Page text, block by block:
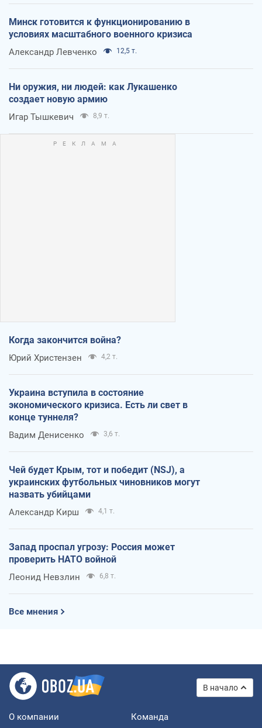
Минск готовится к функционированию в
условиях масштабного военного кризиса
Александр Левченко 12,5 т.
Ни оружия, ни людей: как Лукашенко
создает новую армию
Игар Тышкевич 8,9 т.
Когда закончится война?
Юрий Христензен 4,2 т.
Украина вступила в состояние
экономического кризиса. Есть ли свет в
конце туннеля?
Вадим Денисенко 3,6 т.
Чей будет Крым, тот и победит (NSJ), а
украинских футбольных чиновников могут
назвать убийцами
Александр Кирш 4,1 т.
Запад проспал угрозу: Россия может
проверить НАТО войной
Леонид Невзлин 6,8 т.
Все мнения
В начало
О компании Команда